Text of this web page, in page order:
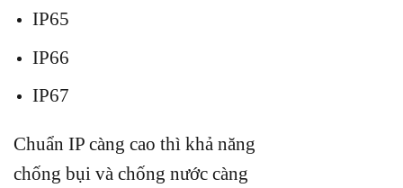
IP65
IP66
IP67
Chuẩn IP càng cao thì khả năng
chống bụi và chống nước càng